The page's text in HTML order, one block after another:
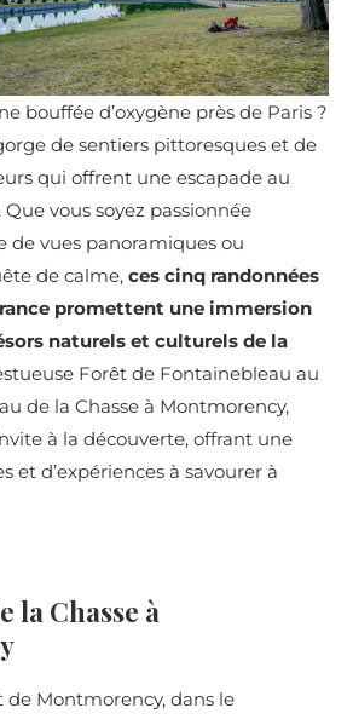
bouffée d’oxygène près de Paris ?
de sentiers pittoresques et de
qui offrent une escapade au
vous soyez passionnée
de vues panoramiques ou
de calme, ces cinq randonnées
promettent une immersion
naturels et culturels de la
Forêt de Fontainebleau au
de la Chasse à Montmorency,
à la découverte, offrant une
et d’expériences à savourer à
la Chasse à
de Montmorency, dans le